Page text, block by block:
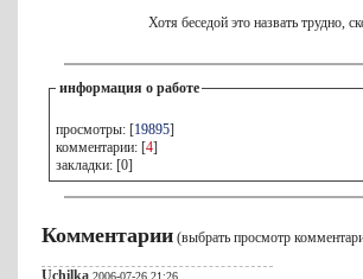
Хотя беседой это назвать трудно,
информация о работе
просмотры: [19895]
комментарии: [4]
закладки: [0]
Комментарии (выбрать просмотр
Uchilka 2006-07-26 21:26